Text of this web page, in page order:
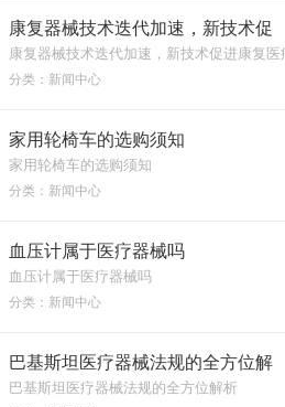
康复器械技术迭代加速，新技术促
康复器械技术迭代加速，新技术促进康复医
分类：新闻中心
家用轮椅车的选购须知
家用轮椅车的选购须知
分类：新闻中心
血压计属于医疗器械吗
血压计属于医疗器械吗
分类：新闻中心
巴基斯坦医疗器械法规的全方位解
巴基斯坦医疗器械法规的全方位解析